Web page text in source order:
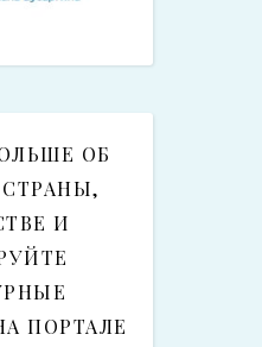
ОБ
И
ПОРТАЛЕ